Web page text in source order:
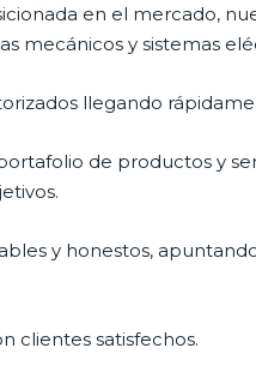
en el mercado,
mecánicos y sistemas
llegando
de productos y
y honestos,
clientes satisfechos.